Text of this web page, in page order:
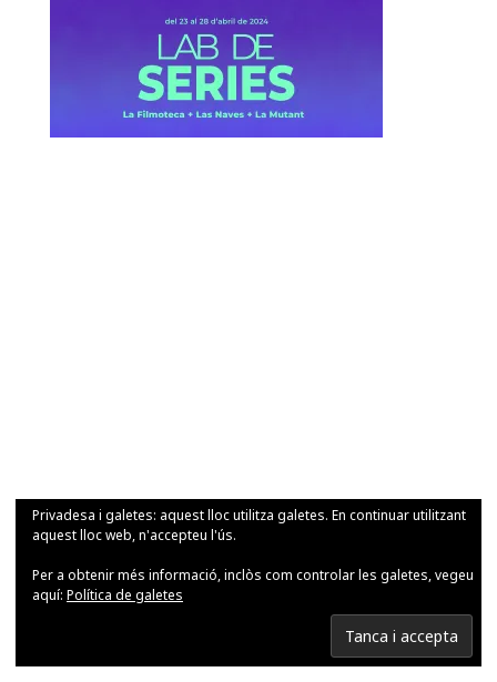
Privadesa i galetes: aquest lloc utilitza galetes. En continuar utilitzant
aquest lloc web, n'accepteu l'ús.
Per a obtenir més informació, inclòs com controlar les galetes, vegeu
aquí: Política de galetes